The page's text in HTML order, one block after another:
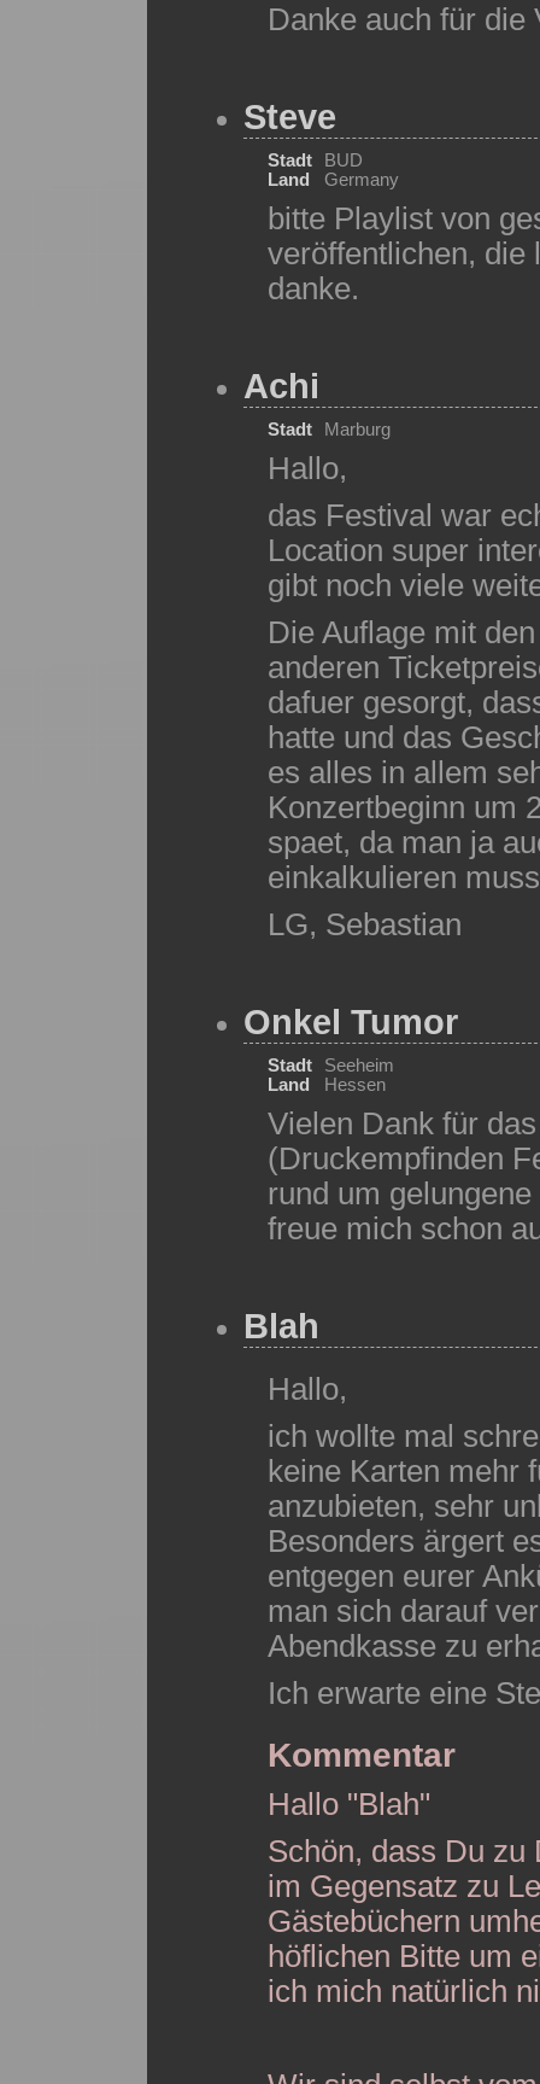
Danke auch für die
Steve
Stadt
BUD
Land
Germany
bitte Playlist von
veröffentlichen, die
danke.
Achi
Stadt Marburg
Hallo,
das Festival war
Location super
gibt noch viele
Die Auflage mit
anderen
dafuer gesorgt,
hatte und das
es alles in allem
Konzertbeginn um
spaet, da man ja
einkalkulieren
LG, Sebastian
Onkel Tumor
Stadt
Seeheim
Land
Hessen
Vielen Dank für
(Druckempfinden
rund um
freue mich schon
Blah
Hallo,
ich wollte mal
keine Karten mehr
anzubieten, sehr
Besonders ärgert
entgegen eurer
man sich darauf
Abendkasse zu
Ich erwarte eine
Kommentar
Hallo "Blah"
Schön, dass Du zu
im Gegensatz zu
Gästebüchern
höflichen Bitte um
ich mich natürlich